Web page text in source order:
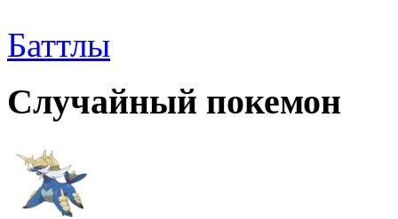
Баттлы
Случайный покемон